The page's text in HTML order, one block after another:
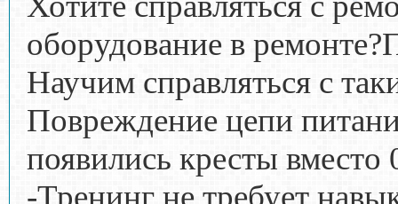
оборудование в
Научим справляться с
Повреждение цепи
появились кресты
-Тренинг не требует